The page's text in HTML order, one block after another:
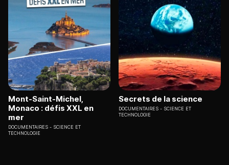
Mont-Saint-Michel,
Monaco : défis XXL en
mer
DOCUMENTAIRES
SCIENCE ET
TECHNOLOGIE
Secrets de la science
DOCUMENTAIRES
SCIENCE ET
TECHNOLOGIE